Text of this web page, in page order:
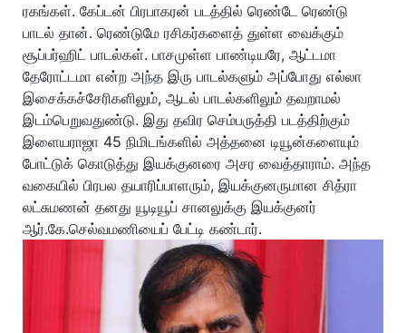
ரகங்கள். கேப்டன் பிரபாகரன் படத்தில் ரெண்டே ரெண்டு
பாடல் தான். ரெண்டுமே ரசிகர்களைத் துள்ள வைக்கும்
சூப்பர்ஹிட் பாடல்கள். பாசமுள்ள பாண்டியரே, ஆட்டமா
தேரோட்டமா என்ற அந்த இரு பாடல்களும் அப்போது எல்லா
இசைக்கச்சேரிகளிலும், ஆடல் பாடல்களிலும் தவறாமல்
இடம்பெறுவதுண்டு. இது தவிர செம்பருத்தி படத்திற்கும்
இளையராஜா 45 நிமிடங்களில் அத்தனை டியூன்களையும்
போட்டுக் கொடுத்து இயக்குனரை அசர வைத்தாராம். அந்த
வகையில் பிரபல தயாரிப்பாளரும், இயக்குனருமான சித்ரா
லட்சுமணன் தனது யூடியூப் சானலுக்கு இயக்குனர்
ஆர்.கே.செல்வமணியைப் பேட்டி கண்டார்.